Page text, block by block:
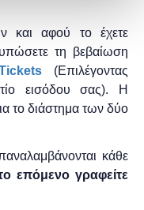
και αφού το έχετε
τη βεβαίωση
(Επιλέγοντας
εισόδου σας). Η
το διάστημα των δύο
κάθε
επόμενο γραφείτε